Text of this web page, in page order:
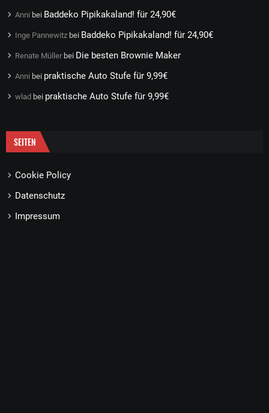
Anni bei Baddeko Pipikakaland! für 24,90€
Inge Pannewitz bei Baddeko Pipikakaland! für 24,90€
Renate Müller bei Die besten Brownie Maker
Anni bei praktische Auto Stufe für 9,99€
wlad bei praktische Auto Stufe für 9,99€
SEITEN
Cookie Policy
Datenschutz
Impressum